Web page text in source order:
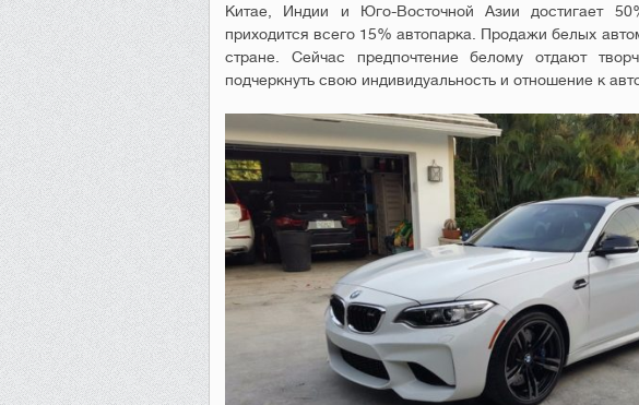
Китае, Индии и Юго-Восточной Азии достигает
приходится всего 15% автопарка. Продажи белых
стране. Сейчас предпочтение белому отдают
подчеркнуть свою индивидуальность и отношение к